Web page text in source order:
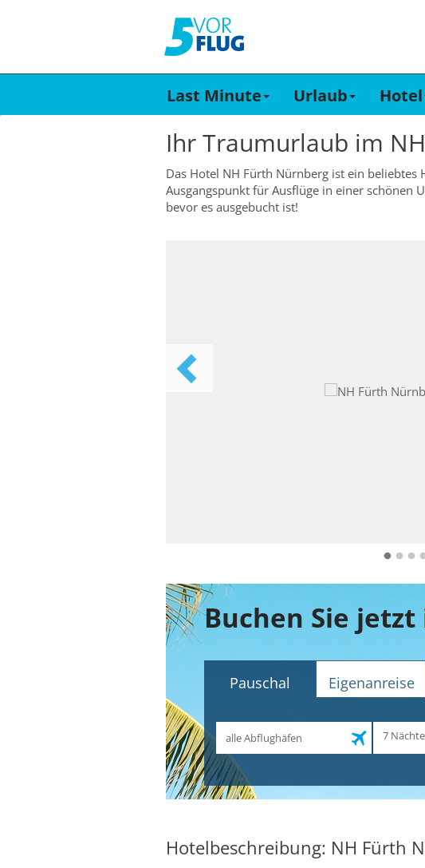
Last Minute Urlaub Hotel
Ihr Traumurlaub im
Das Hotel NH Fürth Nürnberg ist ein
Ausgangspunkt für Ausflüge in einer schönen
bevor es ausgebucht ist!
Pauschal Eigenanreise
Zeitraum
7 Nächte
Hotelbeschreibung: NH Fürth